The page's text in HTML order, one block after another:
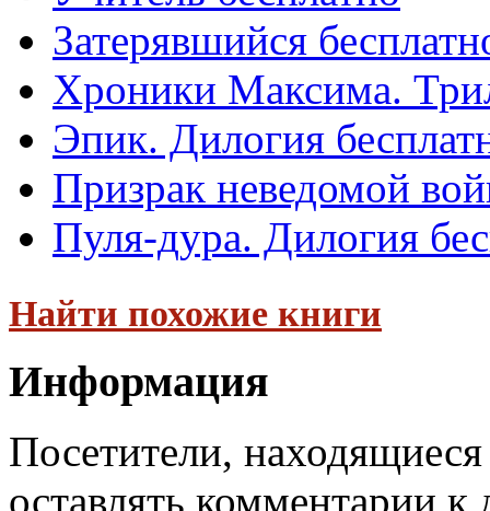
Затерявшийся
Хроники Максима.
Эпик. Дилогия
Призрак неведомой
Пуля-дура. Дилогия
Найти похожие книги
Информация
Посетители,
оставлять комментарии к